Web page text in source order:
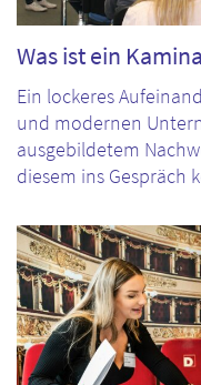
Was ist ein
Ein lockeres
und modernen
ausgebildetem
diesem ins Gespräch